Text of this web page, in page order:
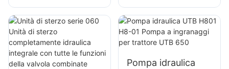
101S/OSPC
Pompa idraulica